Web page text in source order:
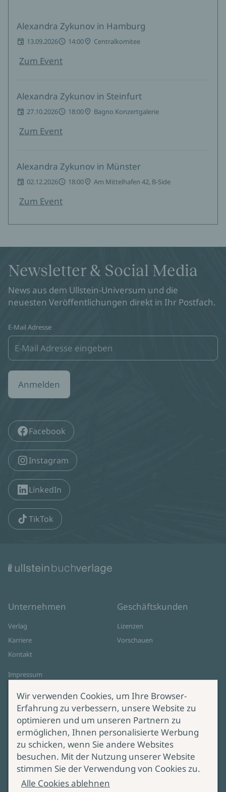
Alexandra Zykunov in Hamburg
13.09.2026 14:00 Centralkomitee
Zum Event
Alexandra Zykunov in Steinfurt
27.10.2026 18:00 Bagno Konzertgalerie
Zum Event
Alexandra Zykunov in Münster
02.12.2026 18:00 Am Mittelhafen 42, B-Side
Zum Event
Newsletter & Social Media
News aus dem Ullstein-Universum und die
neuesten Veröffentlichungen direkt in Ihr Postfach.
E-Mail Adresse
Anmelden
Facebook
Instagram
LinkedIn
TikTok
Unternehmen
Verlag
Karriere
Kontakt
Impressum
Cookie-Einstellungen
AGB Online Shop
Geschäftskunden
Lizenzen
Vorschauen
Service
Lieferung & Versand
Produktsicherheit
Bei Fragen zur Produktsicherheit
wenden Sie sich bitte an
Wir verwenden Cookies, um Ihre Browser-
Erfahrung zu verbessern, unsere Website zu
optimieren und um unseren Partnern zu
ermöglichen, Ihnen personalisierte Werbung
zu schicken, wenn Sie andere Websites
besuchen. Mit der Nutzung unserer Website
stimmen Sie der Verwendung von Cookies zu.
Alle Cookies ablehnen